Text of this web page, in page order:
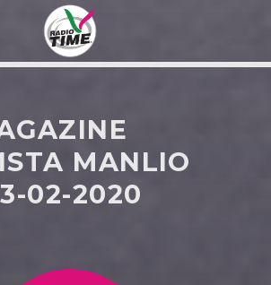
NEL SITO WEB:
MANLIO
02-2020